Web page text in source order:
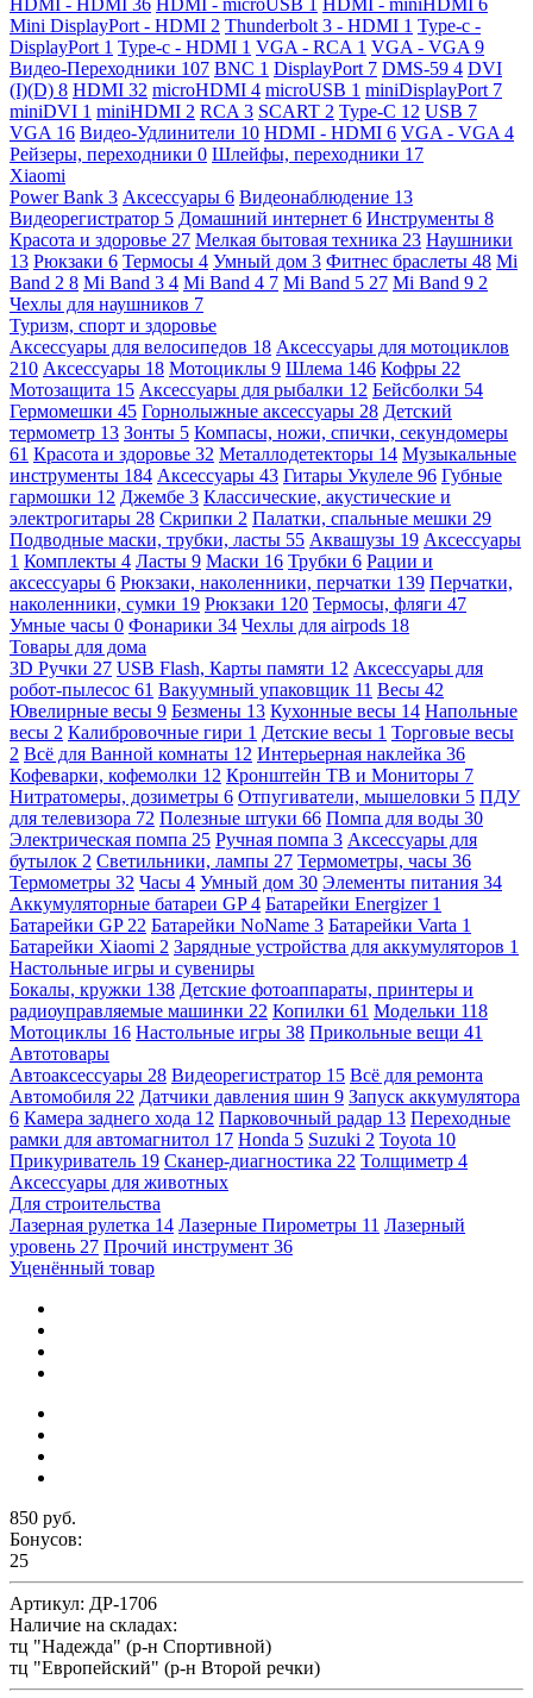
Mini DisplayPort - HDMI 2 Thunderbolt 3 - HDMI 1 Type-c -
DisplayPort 1 Type-c - HDMI 1 VGA - RCA 1 VGA - VGA 9
Видео-Переходники 107 BNC 1 DisplayPort 7 DMS-59 4 DVI
(I)(D) 8 HDMI 32 microHDMI 4 microUSB 1 miniDisplayPort 7
miniDVI 1 miniHDMI 2 RCA 3 SCART 2 Type-C 12 USB 7
VGA 16 Видео-Удлинители 10 HDMI - HDMI 6 VGA - VGA 4
Рейзеры, переходники 0 Шлейфы, переходники 17
Xiaomi
Power Bank 3 Аксессуары 6 Видеонаблюдение 13
Видеорегистратор 5 Домашний интернет 6 Инструменты 8
Красота и здоровье 27 Мелкая бытовая техника 23 Наушники
13 Рюкзаки 6 Термосы 4 Умный дом 3 Фитнес браслеты 48 Mi
Band 2 8 Mi Band 3 4 Mi Band 4 7 Mi Band 5 27 Mi Band 9 2
Чехлы для наушников 7
Туризм, спорт и здоровье
Аксессуары для велосипедов 18 Аксессуары для мотоциклов
210 Аксессуары 18 Мотоциклы 9 Шлема 146 Кофры 22
Мотозащита 15 Аксессуары для рыбалки 12 Бейсболки 54
Гермомешки 45 Горнолыжные аксессуары 28 Детский
термометр 13 Зонты 5 Компасы, ножи, спички, секундомеры
61 Красота и здоровье 32 Металлодетекторы 14 Музыкальные
инструменты 184 Аксессуары 43 Гитары Укулеле 96 Губные
гармошки 12 Джембе 3 Классические, акустические и
электрогитары 28 Скрипки 2 Палатки, спальные мешки 29
Подводные маски, трубки, ласты 55 Аквашузы 19 Аксессуары
1 Комплекты 4 Ласты 9 Маски 16 Трубки 6 Рации и
аксессуары 6 Рюкзаки, наколенники, перчатки 139 Перчатки,
наколенники, сумки 19 Рюкзаки 120 Термосы, фляги 47
Умные часы 0 Фонарики 34 Чехлы для airpods 18
Товары для дома
3D Ручки 27 USB Flash, Карты памяти 12 Аксессуары для
робот-пылесос 61 Вакуумный упаковщик 11 Весы 42
Ювелирные весы 9 Безмены 13 Кухонные весы 14 Напольные
весы 2 Калибровочные гири 1 Детские весы 1 Торговые весы
2 Всё для Ванной комнаты 12 Интерьерная наклейка 36
Кофеварки, кофемолки 12 Кронштейн ТВ и Мониторы 7
Нитратомеры, дозиметры 6 Отпугиватели, мышеловки 5 ПДУ
для телевизора 72 Полезные штуки 66 Помпа для воды 30
Электрическая помпа 25 Ручная помпа 3 Аксессуары для
бутылок 2 Светильники, лампы 27 Термометры, часы 36
Термометры 32 Часы 4 Умный дом 30 Элементы питания 34
Аккумуляторные батареи GP4 Батарейки Energizer 1
Батарейки GP 22 Батарейки NoName 3 Батарейки Varta 1
Батарейки Xiaomi 2 Зарядные устройства для аккумуляторов 1
Настольные игры и сувениры
Бокалы, кружки 138 Детские фотоаппараты, принтеры и
радиоуправляемые машинки 22 Копилки 61 Модельки 118
Мотоциклы 16 Настольные игры 38 Прикольные вещи 41
Автотовары
Автоаксессуары 28 Видеорегистратор 15 Всё для ремонта
Автомобиля 22 Датчики давления шин 9 Запуск аккумулятора
6 Камера заднего хода 12 Парковочный радар 13 Переходные
рамки для автомагнитол 17 Honda 5 Suzuki 2 Toyota 10
Прикуриватель 19 Сканер-диагностика 22 Толщиметр 4
Аксессуары для животных
Для строительства
Лазерная рулетка 14 Лазерные Пирометры 11 Лазерный
уровень 27 Прочий инструмент 36
Уценённый товар
850 руб.
Бонусов:
25
Артикул: ДР-1706
Наличие на складах:
тц "Надежда" (р-н Спортивной)
тц "Европейский" (р-н Второй речки)